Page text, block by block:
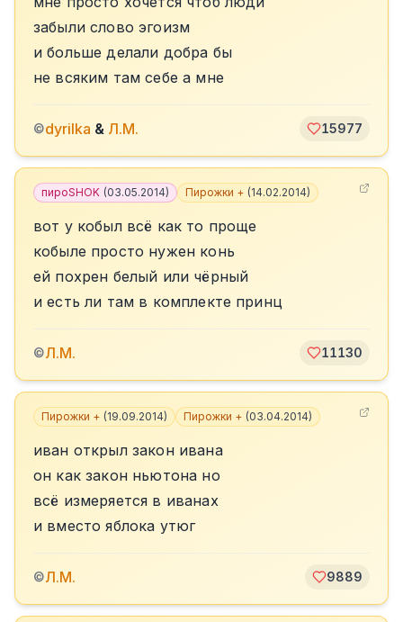
забыли слово эгоизм
и больше делали добра бы
не всяким там себе а мне
©dyrilka & Л.М. 15977
пироSHOK (03.05.2014) Пирожки + (14.02.2014)
вот у кобыл всё как то проще
кобыле просто нужен конь
ей похрен белый или чёрный
и есть ли там в комплекте принц
©Л.М. 11130
Пирожки + (19.09.2014) Пирожки + (03.04.2014)
иван открыл закон ивана
он как закон ньютона но
всё измеряется в иванах
и вместо яблока утюг
©Л.М. 9889